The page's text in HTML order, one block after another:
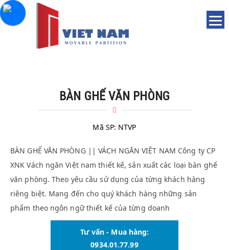
BÀN GHẾ VĂN PHÒNG
Mã SP: NTVP
BÀN GHẾ VĂN PHÒNG || VÁCH NGĂN VIỆT NAM Công ty CP
XNK Vách ngăn Việt nam thiết kế, sản xuất các loại bàn ghế
văn phòng. Theo yêu cầu sử dụng của từng khách hàng
riêng biệt. Mang đến cho quý khách hàng những sản
phẩm theo ngôn ngữ thiết kế của từng doanh
Tư vấn - Mua hàng:
0934.01.77.99